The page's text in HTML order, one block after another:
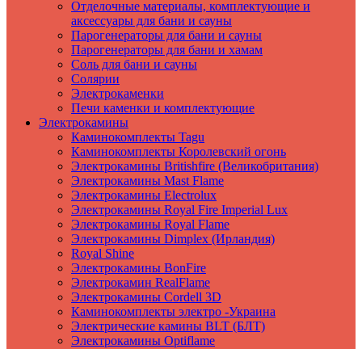
Отделочные материалы, комплектующие и
аксессуары для бани и сауны
Парогенераторы для бани и сауны
Парогенераторы для бани и хамам
Соль для бани и сауны
Солярии
Электрокаменки
Печи каменки и комплектующие
Электрокамины
Каминокомплекты Tagu
Каминокомплекты Королевский огонь
Электрокамины Britishfire (Великобритания)
Электрокамины Mast Flame
Электрокамины Electrolux
Электрокамины Royal Fire Imperial Lux
Электрокамины Royal Flame
Электрокамины Dimplex (Ирландия)
Royal Shine
Электрокамины BonFire
Электрокамин RealFlame
Электрокамины Cordell 3D
Каминокомплекты электро -Украина
Электрические камины BLT (БЛТ)
Электрокамины Optiflame